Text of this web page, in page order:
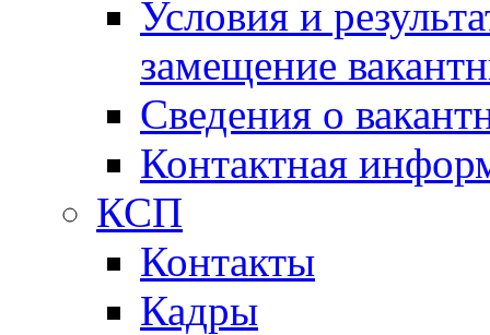
Условия и
замещение
Сведения о
Контактная
КСП
Контакты
Кадры